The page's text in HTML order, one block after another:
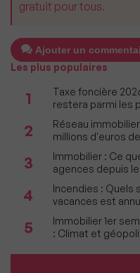
gratuit pour tous.
Ajouter un
Les plus populaires
1
Taxe foncière
restera parmi les
2
Réseau
millions d'euros
3
Immobilier : Ce
agences depuis
4
Incendies : Quels
vacances est
5
Immobilier 1er
: Climat et